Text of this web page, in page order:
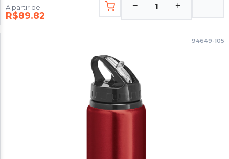
A partir de
R$89.82
− 1 +
94649-105